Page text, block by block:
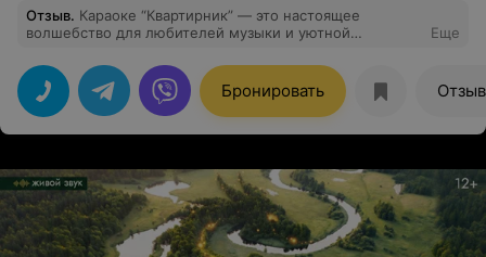
Отзыв. Караоке “Квартирник” — это настоящее
волшебство для любителей музыки и уютной
атмосферу тепла и дружбы, вызывая приятные
воспоминания. Вкусная еда радует разнообразием, а
внимательный персонал создает ощущение
настоящего гостеприимства. Качественный звук в
караоке позволяет каждому раскрыть свои вокальные
с друзьями
Еще
Бронировать